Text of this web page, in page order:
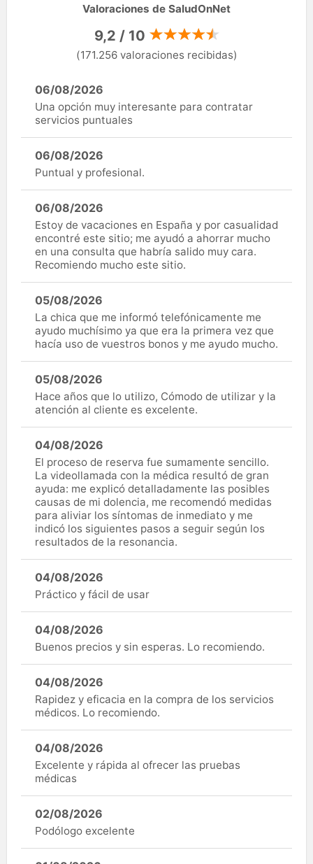
Valoraciones de SaludOnNet
9,2 / 10
(171.256 valoraciones recibidas)
06/08/2026
Una opción muy interesante para contratar
servicios puntuales
06/08/2026
Puntual y profesional.
06/08/2026
Estoy de vacaciones en España y por casualidad
encontré este sitio; me ayudó a ahorrar mucho
en una consulta que habría salido muy cara.
Recomiendo mucho este sitio.
05/08/2026
La chica que me informó telefónicamente me
ayudo muchísimo ya que era la primera vez que
hacía uso de vuestros bonos y me ayudo mucho.
05/08/2026
Hace años que lo utilizo, Cómodo de utilizar y la
atención al cliente es excelente.
04/08/2026
El proceso de reserva fue sumamente sencillo.
La videollamada con la médica resultó de gran
ayuda: me explicó detalladamente las posibles
causas de mi dolencia, me recomendó medidas
para aliviar los síntomas de inmediato y me
indicó los siguientes pasos a seguir según los
resultados de la resonancia.
04/08/2026
Práctico y fácil de usar
04/08/2026
Buenos precios y sin esperas. Lo recomiendo.
04/08/2026
Rapidez y eficacia en la compra de los servicios
médicos. Lo recomiendo.
04/08/2026
Excelente y rápida al ofrecer las pruebas
médicas
02/08/2026
Podólogo excelente